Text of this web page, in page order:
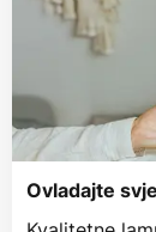
Ovladajte